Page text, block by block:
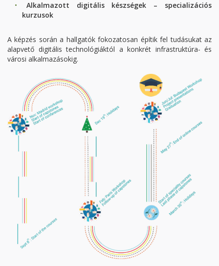
Alkalmazott digitális készségek – specializációs
kurzusok
A képzés során a hallgatók fokozatosan építik fel tudásukat az
alapvető digitális technológiáktól a konkrét infrastruktúra- és
városi alkalmazásokig.